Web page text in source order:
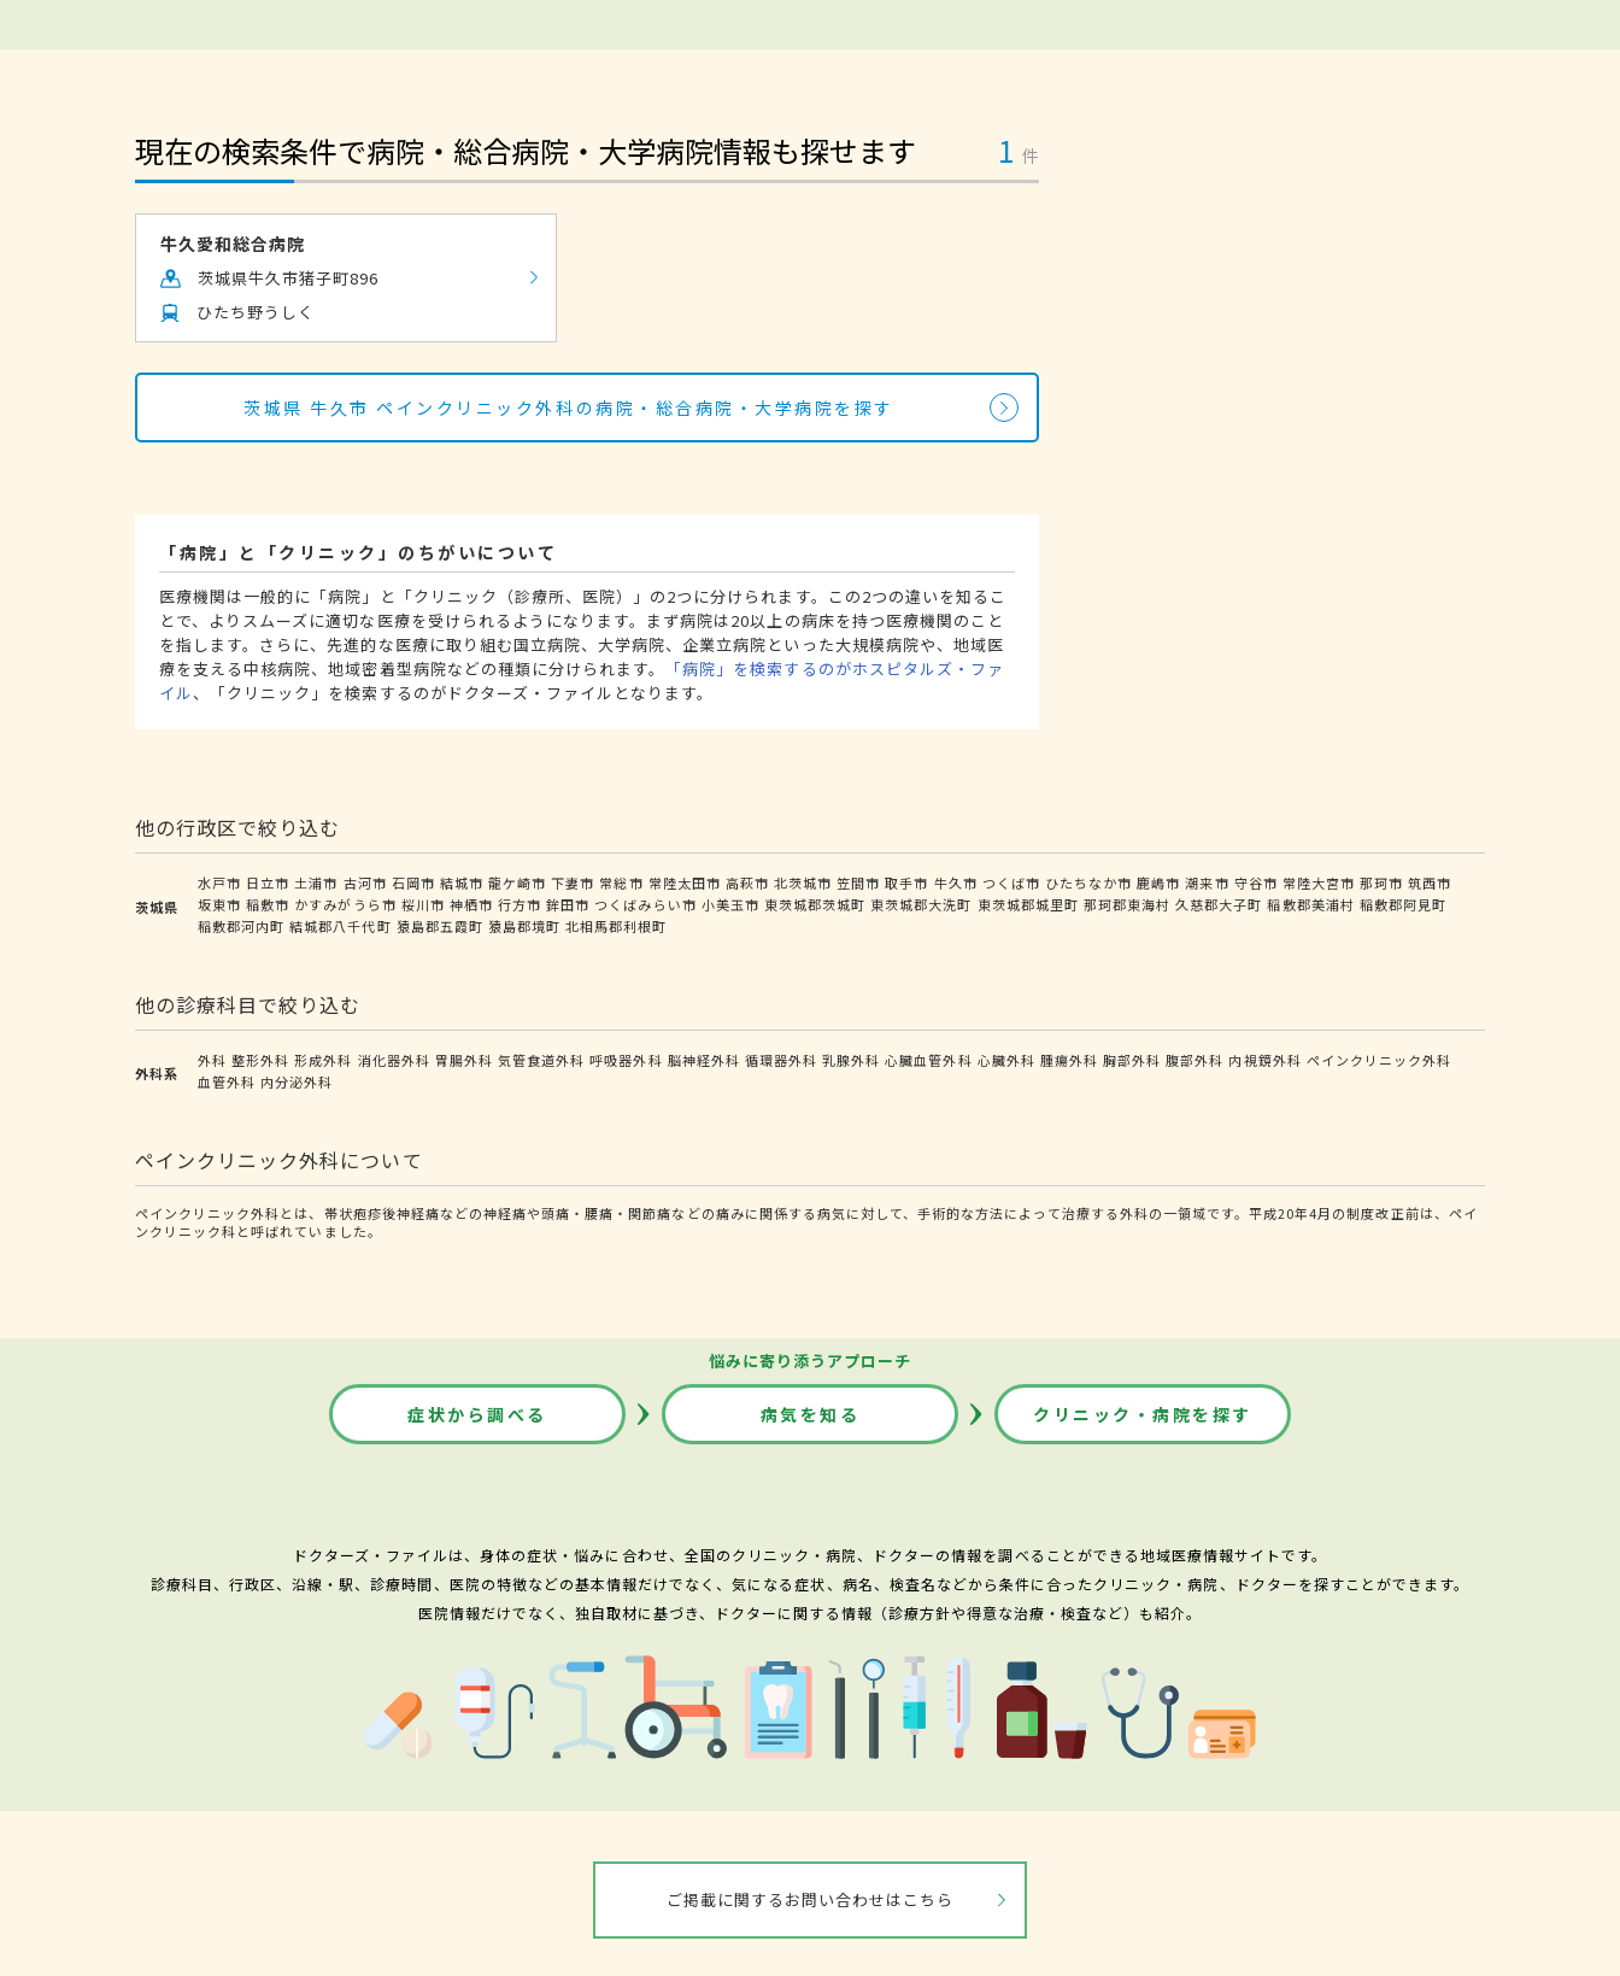
現在の検索条件で病院・総合病院・大学病院情報も探せます 1 件
牛久愛和総合病院
茨城県牛久市猪子町896
ひたち野うしく
茨城県 牛久市 ペインクリニック外科の病院・総合病院・大学病院を探す
「病院」と「クリニック」のちがいについて
医療機関は一般的に「病院」と「クリニック（診療所、医院）」の2つに分けられます。この2つの違いを知るこ
とで、よりスムーズに適切な医療を受けられるようになります。まず病院は20以上の病床を持つ医療機関のこと
を指します。さらに、先進的な医療に取り組む国立病院、大学病院、企業立病院といった大規模病院や、地域医
療を支える中核病院、地域密着型病院などの種類に分けられます。
「病院」を検索するのがホスピタルズ・ファ
イル、「クリニック」を検索するのがドクターズ・ファイルとなります。
他の行政区で絞り込む
茨城県
水戸市 日立市 土浦市 古河市 石岡市 結城市 龍ケ崎市 下妻市 常総市 常陸太田市 高萩市 北茨城市 笠間市 取手市 牛久市 つくば市 ひたちなか市 鹿嶋市 潮来市 守谷市 常陸大宮市 那珂市 筑西市
坂東市 稲敷市 かすみがうら市 桜川市 神栖市 行方市 鉾田市 つくばみらい市 小美玉市 東茨城郡茨城町 東茨城郡大洗町 東茨城郡城里町 那珂郡東海村 久慈郡大子町 稲敷郡美浦村 稲敷郡阿見町
稲敷郡河内町 結城郡八千代町 猿島郡五霞町 猿島郡境町 北相馬郡利根町
他の診療科目で絞り込む
外科系
外科 整形外科 形成外科 消化器外科 胃腸外科 気管食道外科 呼吸器外科 脳神経外科 循環器外科 乳腺外科 心臓血管外科 心臓外科 腫瘍外科 胸部外科 腹部外科 内視鏡外科 ペインクリニック外科
血管外科 内分泌外科
ペインクリニック外科について
ペインクリニック外科とは、帯状疱疹後神経痛などの神経痛や頭痛・腰痛・関節痛などの痛みに関係する病気に対して、手術的な方法によって治療する外科の一領域です。平成20年4月の制度改正前は、ペイ
ンクリニック科と呼ばれていました。
悩みに寄り添うアプローチ
症状から調べる 病気を知る クリニック・病院を探す
ドクターズ・ファイルは、身体の症状・悩みに合わせ、全国のクリニック・病院、ドクターの情報を調べることができる地域医療情報サイトです。
診療科目、行政区、沿線・駅、診療時間、医院の特徴などの基本情報だけでなく、気になる症状、病名、検査名などから条件に合ったクリニック・病院、ドクターを探すことができます。
医院情報だけでなく、独自取材に基づき、ドクターに関する情報（診療方針や得意な治療・検査など）も紹介。
ご掲載に関するお問い合わせはこちら